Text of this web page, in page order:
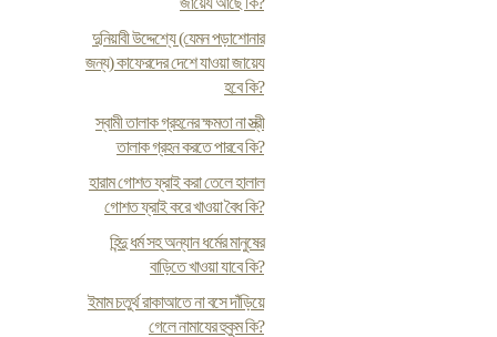
দুনিয়াবী উদ্দেশ্যে (যেমন পড়াশোনার
জন্য) কাফেরদের দেশে যাওয়া জায়েয
হবে কি?
স্বামী তালাক গ্রহনের ক্ষমতা না স্ত্রী
তালাক গ্রহন করতে পারবে কি?
হারাম গোশত ফ্রাই করা তেলে হালাল
গোশত ফ্রাই করে খাওয়া বৈধ কি?
হিন্দু ধর্ম সহ অন্যান ধর্মের মানুষের
বাড়িতে খাওয়া যাবে কি?
ইমাম চতুর্থ রাকাআতে না বসে দাঁড়িয়ে
গেলে নামাযের হুকুম কি?